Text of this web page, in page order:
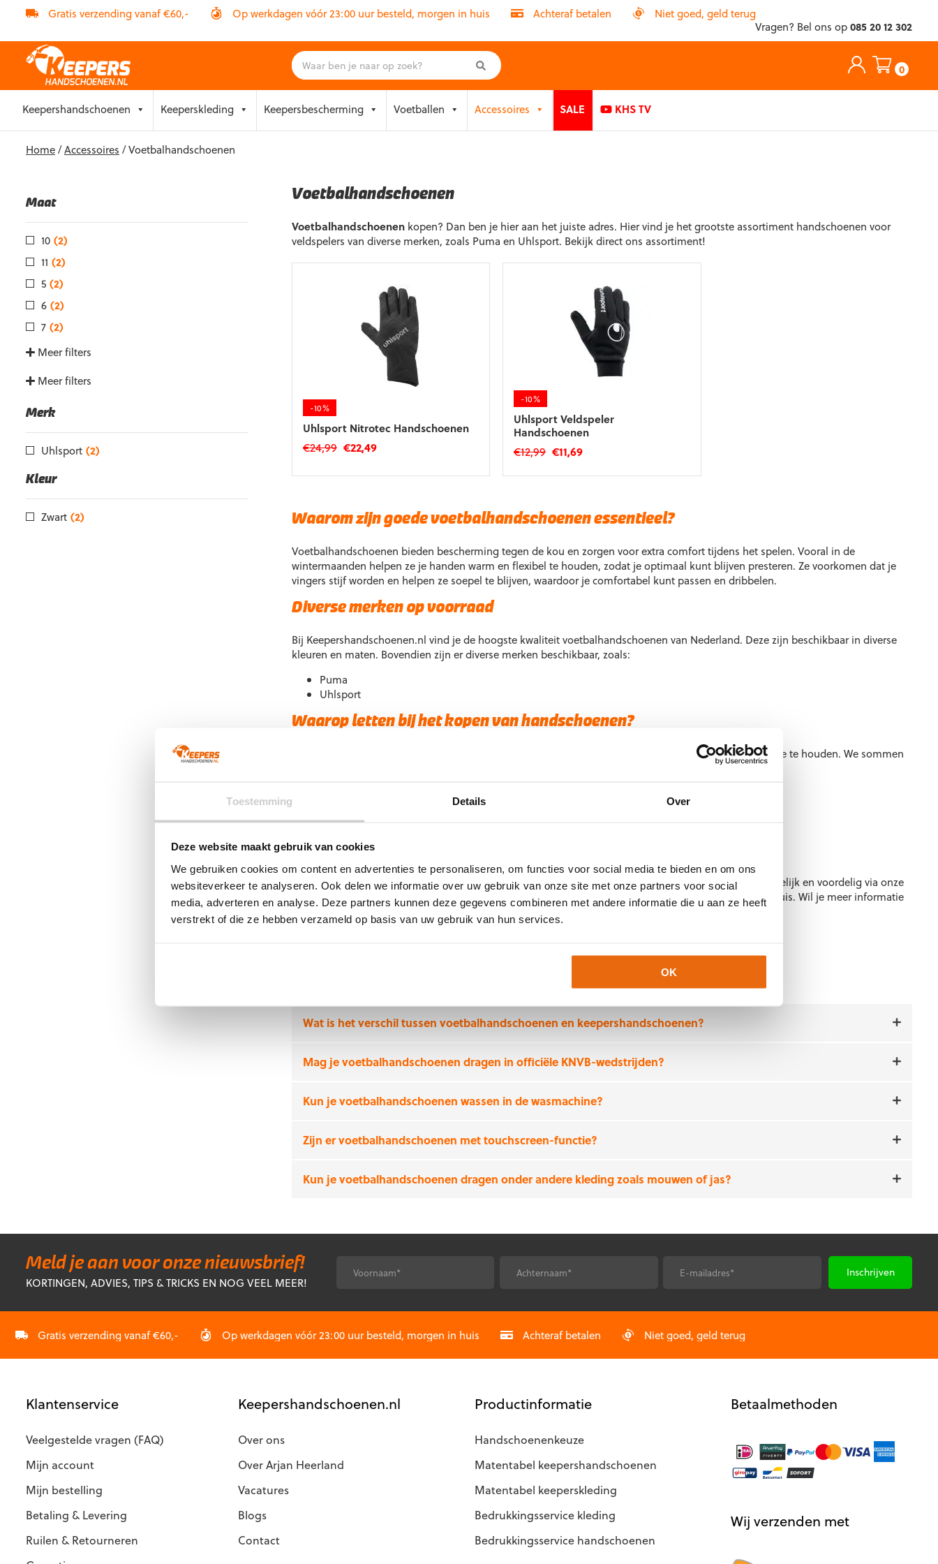
Toestemming Details Over
Deze website maakt gebruik van cookies
We gebruiken cookies om content en advertenties te personaliseren, om functies voor social media te bieden en om ons
websiteverkeer te analyseren. Ook delen we informatie over uw gebruik van onze site met onze partners voor social
media, adverteren en analyse. Deze partners kunnen deze gegevens combineren met andere informatie die u aan ze heeft
verstrekt of die ze hebben verzameld op basis van uw gebruik van hun services.
OK
Gratis verzending vanaf €60,- Op werkdagen vóór 23:00 uur besteld, morgen in huis Achteraf betalen
Niet goed, geld terug
Vragen? Bel ons op085 20 12 302
0
toKeepershandschoenen Keeperskleding Keepersbescherming Voetballen Accessoires SALE KHS TV
Home/Accessoires / Voetbalhandschoenen
Maat
10 (2)
11 (2)
5 (2)
6 (2)
7 (2)
Meer filters
Meer filters
Merk
Uhlsport (2)
Kleur
Zwart (2)
Voetbalhandschoenen
Voetbalhandschoenen kopen? Dan ben je hier aan het juiste adres. Hier vind je het grootste assortiment handschoenen voor
veldspelers van diverse merken, zoals Puma en Uhlsport. Bekijk direct ons assortiment!
-10%
Uhlsport Nitrotec Handschoenen
€24,99 Oorspronkelijke
was:
€22,49Huidige
is:
meerdere
variaties.
optie
kan
gekozen
worden
op
productpagina
-10%
Uhlsport Veldspeler
Handschoenen
€12,99 Oorspronkelijke
was:
€11,69Huidige
is:
meerdere
Deze
optie
kan
gekozen
de
productpagina
Waarom zijn goede voetbalhandschoenen essentieel?
Voetbalhandschoenen bieden bescherming tegen de kou en zorgen voor extra comfort tijdens het spelen. Vooral in de
wintermaanden helpen ze je handen warm en flexibel te houden, zodat je optimaal kunt blijven presteren. Ze voorkomen dat je
vingers stijf worden en helpen ze soepel te blijven, waardoor je comfortabel kunt passen en dribbelen.
Diverse merken op voorraad
Bij Keepershandschoenen.nl vind je de hoogste kwaliteit voetbalhandschoenen van Nederland. Deze zijn beschikbaar in diverse
kleuren en maten. Bovendien zijn er diverse merken beschikbaar, zoals:
Puma
Uhlsport
Waarop letten bij het kopen van handschoenen?
Bij de aanschaf van handschoenen voor veldspelers zijn er enkele belangrijke factoren om rekening mee te houden. We sommen
Grip: Let op de gripzones voor betere controle bij inworpen.
Maat en pasvorm: zorg ervoor dat de handschoenen goed aansluiten voor optimale prestaties.
Voetbalhandschoenen kopen?
Wil je comfortabel blijven spelen tijdens koude dagen? Bestel jouw voetbalhandschoenen dan gemakkelijk en voordelig via onze
webshop. Profiteer nu tijdelijk van 10% korting op alle handschoenen. Voor 23:00 besteld, morgen in huis. Wil je meer informatie
ontvangen? Neem dan gerustcontactmet ons op. Wij helpen je graag verder.
Wat is het verschil tussen voetbalhandschoenen en keepershandschoenen?
Mag je voetbalhandschoenen dragen in officiële KNVB-wedstrijden?
Kun je voetbalhandschoenen wassen in de wasmachine?
Zijn er voetbalhandschoenen met touchscreen-functie?
Kun je voetbalhandschoenen dragen onder andere kleding zoals mouwen of jas?
Meld je aan voor onze nieuwsbrief!
KORTINGEN, ADVIES, TIPS & TRICKS EN NOG VEEL MEER! Voornaam* Achternaam*
Gratis verzending vanaf €60,-
Op werkdagen vóór 23:00 uur besteld, morgen in huis Achteraf betalen Niet goed, geld terug
Klantenservice
Veelgestelde vragen (FAQ)
Mijn account
Mijn bestelling
Betaling & Levering
Ruilen & Retourneren
Keepershandschoenen.nl
Over ons
Over Arjan Heerland
Vacatures
Blogs
Contact
Productinformatie
Handschoenenkeuze
Matentabel keepershandschoenen
Matentabel keeperskleding
Bedrukkingsservice kleding
Bedrukkingsservice handschoenen
Betaalmethoden
Wij verzenden met